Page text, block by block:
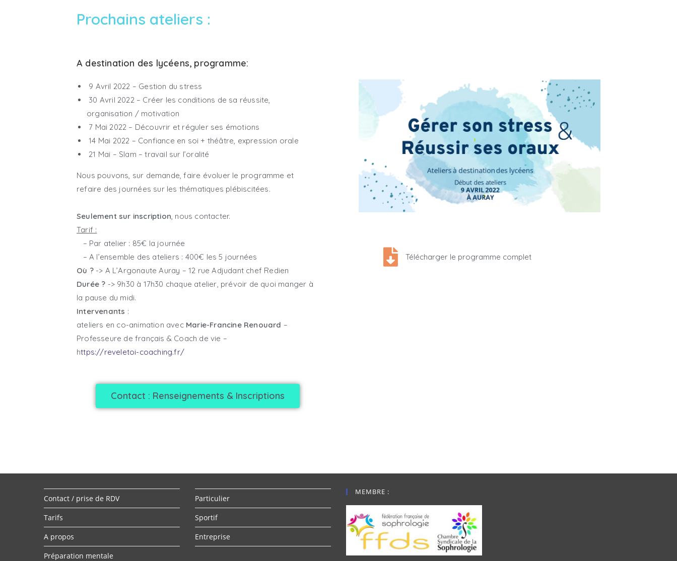
Prochains ateliers :
A destination des lycéens, programme:
9 Avril 2022 – Gestion du stress
30 Avril 2022 – Créer les conditions de sa réussite,
organisation / motivation
7 Mai 2022 – Découvrir et réguler ses émotions
14 Mai 2022 – Confiance en soi + théâtre, expression orale
21 Mai – Slam – travail sur l’oralité
Nous pouvons, sur demande, faire évoluer le programme et
refaire des journées sur les thématiques plébiscitées.
Seulement sur inscription, nous contacter.
Tarif :
– Par atelier : 85€ la journée
– A l’ensemble des ateliers : 400€ les 5 journées
Où ? -> A L’Argonaute Auray – 12 rue Adjudant chef Redien
Durée ? -> 9h30 à 17h30 chaque atelier, prévoir de quoi manger à
la pause du midi.
Intervenants :
ateliers en co-animation avecMarie-Francine Renouard –
Professeure de français & Coach de vie –
https://reveletoi-coaching.fr/
Contact : Renseignements & Inscriptions
Télécharger le programme complet
Contact / prise de RDV
Tarifs
A propos
Préparation mentale
Particulier
Sportif
Entreprise
MEMBRE :